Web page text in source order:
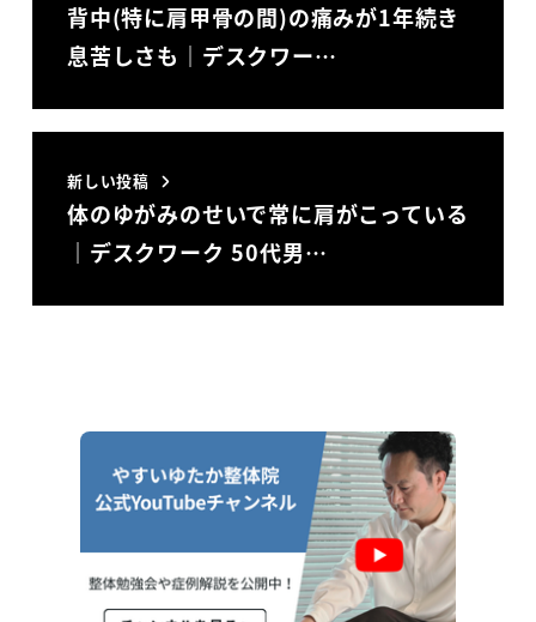
背中(特に肩甲骨の間)の痛みが1年続き
息苦しさも｜デスクワー…
新しい投稿
体のゆがみのせいで常に肩がこっている
｜デスクワーク 50代男…